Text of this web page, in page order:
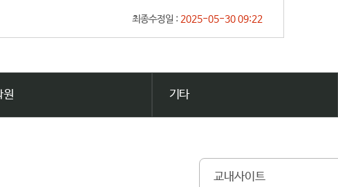
최종수정일 : 2025-05-30 09:22
원 기타
교내사이트